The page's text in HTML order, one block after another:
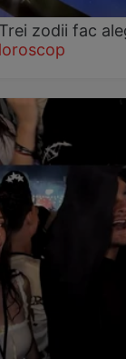
zodii fac